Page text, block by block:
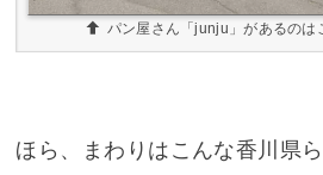
パン屋さん「junju」があるのは
ほら、まわりはこんな香川県